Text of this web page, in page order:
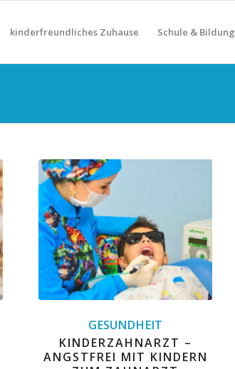
kinderfreundliches Zuhause Schule & Bildung
GESUNDHEIT
KINDERZAHNARZT –
ANGSTFREI MIT KINDERN